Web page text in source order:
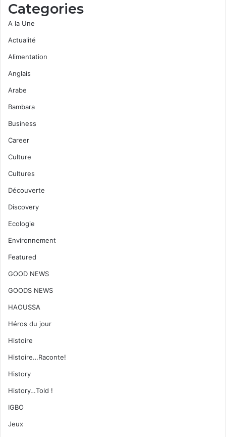
Categories
A la Une
Actualité
Alimentation
Anglais
Arabe
Bambara
Business
Career
Culture
Cultures
Découverte
Discovery
Ecologie
Environnement
Featured
GOOD NEWS
GOODS NEWS
HAOUSSA
Héros du jour
Histoire
Histoire…Raconte!
History
History…Told !
IGBO
Jeux